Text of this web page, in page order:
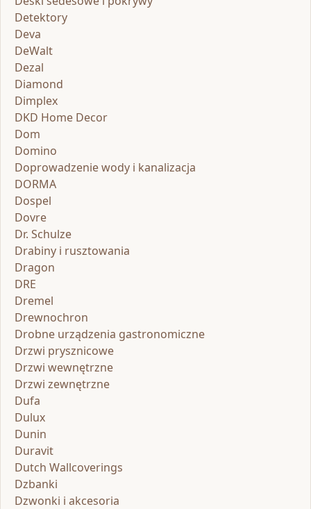
Detektory
Deva
DeWalt
Dezal
Diamond
Dimplex
DKD Home Decor
Dom
Domino
Doprowadzenie wody i kanalizacja
DORMA
Dospel
Dovre
Dr. Schulze
Drabiny i rusztowania
Dragon
DRE
Dremel
Drewnochron
Drobne urządzenia gastronomiczne
Drzwi prysznicowe
Drzwi wewnętrzne
Drzwi zewnętrzne
Dufa
Dulux
Dunin
Duravit
Dutch Wallcoverings
Dzbanki
Dzwonki i akcesoria